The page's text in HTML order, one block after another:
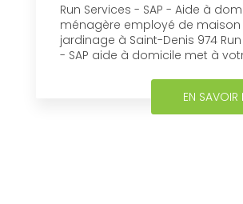
Run Services - SAP - Aide à
ménagère employé de maison
jardinage à Saint-Denis 974
- SAP aide à domicile met à
EN SAVOIR